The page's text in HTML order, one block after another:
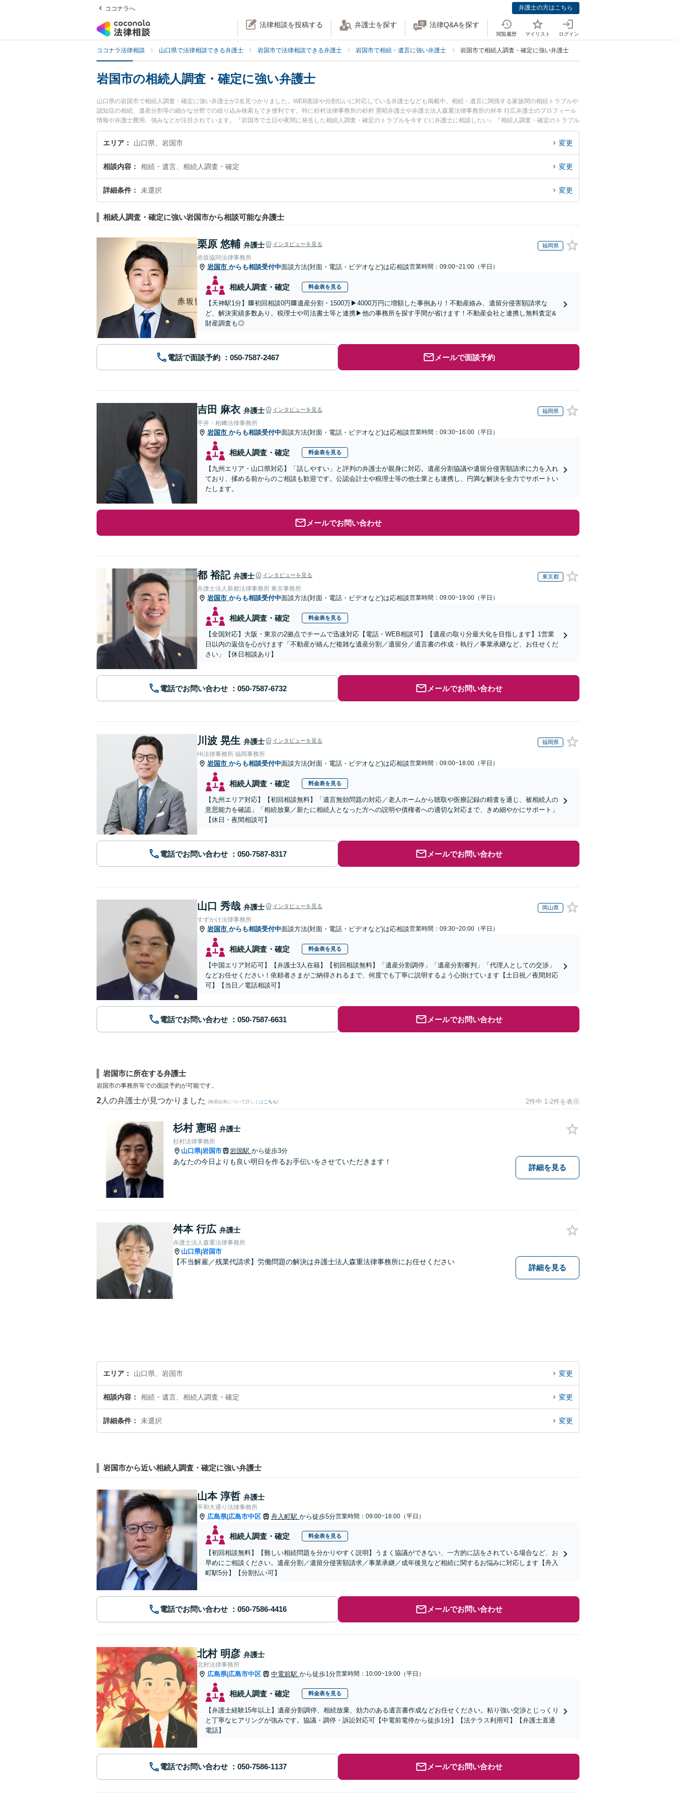
ココナラへ 弁護士の方はこちら
法律相談を投稿する 弁護士を探す 法律Q&Aを探す
閲覧履歴 マイリスト ログイン
ココナラ法律相談 山口県で法律相談できる弁護士 岩国市で法律相談できる弁護士 岩国市で相続・遺言に強い弁護士 岩国市で相続人調査・確定に強い弁護士
岩国市の相続人調査・確定に強い弁護士
山口県の岩国市で相続人調査・確定に強い弁護士が2名見つかりました。WEB面談や分割払いに対応している弁護士なども掲載中。相続・遺言に関係する家族間の相続トラブルや
認知症の相続、遺産分割等の細かな分野での絞り込み検索もでき便利です。特に杉村法律事務所の杉村 憲昭弁護士や弁護士法人森重法律事務所の舛本 行広弁護士のプロフィール
情報や弁護士費用、強みなどが注目されています。『岩国市で土日や夜間に発生した相続人調査・確定のトラブルを今すぐに弁護士に相談したい』『相続人調査・確定のトラブル
解決の実績豊富な近くの弁護士を検索したい』『初回相談無料で相続人調査・確定を法律相談できる岩国市内の弁護士に相談予約したい』などでお困りの相談者さんにおすすめで
す。エリア 山口県、岩国市 変更
相談内容 相続・遺言、相続人調査・確定 変更
詳細条件 未選択 変更
相続人調査・確定に強い岩国市から相談可能な弁護士
栗原 悠輔 弁護士 インタビューを見る 福岡県
赤坂協同法律事務所
岩国市 からも相談受付中面談方法(対面・電話・ビデオなど)は応相談営業時間：09:00~21:00（平日）
相続人調査・確定 料金表を見る
【天神駅1分】🟥初回相談0円🟥遺産分割・1500万▶4000万円に増額した事例あり！不動産絡み、遺留分侵害額請求な
ど、解決実績多数あり。税理士や司法書士等と連携▶他の事務所を探す手間が省けます！不動産会社と連携し無料査定&
財産調査も◎
電話で面談予約 メールで面談予約
吉田 麻衣 弁護士 インタビューを見る 福岡県
平井・柏﨑法律事務所
岩国市 からも相談受付中面談方法(対面・電話・ビデオなど)は応相談営業時間：09:30~16:00（平日）
相続人調査・確定 料金表を見る
【九州エリア・山口県対応】「話しやすい」と評判の弁護士が親身に対応。遺産分割協議や遺留分侵害額請求に力を入れ
ており、揉める前からのご相談も歓迎です。公認会計士や税理士等の他士業とも連携し、円満な解決を全力でサポートい
たします。
メールでお問い合わせ
都 裕記 弁護士 インタビューを見る 東京都
弁護士法人新都法律事務所 東京事務所
岩国市 からも相談受付中面談方法(対面・電話・ビデオなど)は応相談営業時間：09:00~19:00（平日）
相続人調査・確定 料金表を見る
【全国対応】大阪・東京の2拠点でチームで迅速対応【電話・WEB相談可】【遺産の取り分最大化を目指します】1営業
日以内の返信を心がけます「不動産が絡んだ複雑な遺産分割／遺留分／遺言書の作成・執行／事業承継など、お任せくだ
さい」【休日相談あり】
電話でお問い合わせ メールでお問い合わせ
川波 晃生 弁護士 インタビューを見る 福岡県
Hi法律事務所 福岡事務所
岩国市 からも相談受付中面談方法(対面・電話・ビデオなど)は応相談営業時間：09:00~18:00（平日）
相続人調査・確定 料金表を見る
【九州エリア対応】【初回相談無料】「遺言無効問題の対応／老人ホームから聴取や医療記録の精査を通じ、被相続人の
意思能力を確認」「相続放棄／新たに相続人となった方への説明や債権者への適切な対応まで、きめ細やかにサポート」
【休日・夜間相談可】
電話でお問い合わせ メールでお問い合わせ
山口 秀哉 弁護士 インタビューを見る 岡山県
すずかけ法律事務所
岩国市 からも相談受付中面談方法(対面・電話・ビデオなど)は応相談営業時間：09:30~20:00（平日）
相続人調査・確定 料金表を見る
【中国エリア対応可】【弁護士3人在籍】【初回相談無料】「遺産分割調停」「遺産分割審判」「代理人としての交渉」
などお任せください！依頼者さまがご納得されるまで、何度でも丁寧に説明するよう心掛けています【土日祝／夜間対応
可】【当日／電話相談可】
電話でお問い合わせ メールでお問い合わせ
岩国市に所在する弁護士
岩国市の事務所等での面談予約が可能です。
2 人の弁護士が見つかりました (検索結果について詳しくは こちら) 2件中 1-2件を表示
杉村 憲昭 弁護士
杉村法律事務所
山口県|岩国市 岩国駅 から徒歩3分
あなたの今日よりも良い明日を作るお手伝いをさせていただきます！
詳細を見る
舛本 行広 弁護士
弁護士法人森重法律事務所
山口県|岩国市
【不当解雇／残業代請求】労働問題の解決は弁護士法人森重法律事務所にお任せください
詳細を見る
エリア 山口県、岩国市 変更
相談内容 相続・遺言、相続人調査・確定 変更
詳細条件 未選択 変更
岩国市から近い相続人調査・確定に強い弁護士
山本 淳哲 弁護士
平和大通り法律事務所
広島県| 広島市中区 舟入町駅 から徒歩5分営業時間：09:00~18:00（平日）
相続人調査・確定 料金表を見る
【初回相談無料】【難しい相続問題を分かりやすく説明】うまく協議ができない、一方的に話をされている場合など、お
早めにご相談ください。遺産分割／遺留分侵害額請求／事業承継／成年後見など相続に関するお悩みに対応します【舟入
町駅5分】【分割払い可】
電話でお問い合わせ メールでお問い合わせ
北村 明彦 弁護士
北村法律事務所
広島県| 広島市中区 中電前駅 から徒歩1分営業時間：10:00~19:00（平日）
相続人調査・確定 料金表を見る
【弁護士経験15年以上】遺産分割調停、相続放棄、効力のある遺言書作成などお任せください。粘り強い交渉とじっくり
と丁寧なヒアリングが強みです。協議・調停・訴訟対応可【中電前電停から徒歩1分】【法テラス利用可】【弁護士直通
電話】
電話でお問い合わせ メールでお問い合わせ